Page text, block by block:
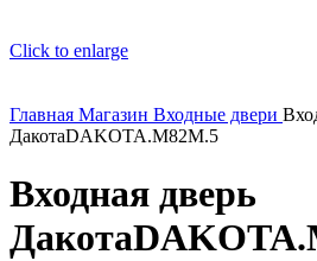
Click to enlarge
Главная Магазин Входные двери
ДакотаDAKOTA.M82M.5
Входная дверь